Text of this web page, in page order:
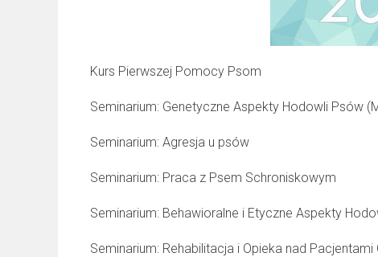
Kurs Pierwszej Pomocy Psom
Seminarium: Genetyczne Aspekty Hodowli Psów
Seminarium: Agresja u psów
Seminarium: Praca z Psem Schroniskowym
Seminarium: Behawioralne i Etyczne Aspekty
Seminarium: Rehabilitacja i Opieka nad